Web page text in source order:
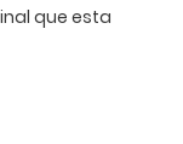
que esta